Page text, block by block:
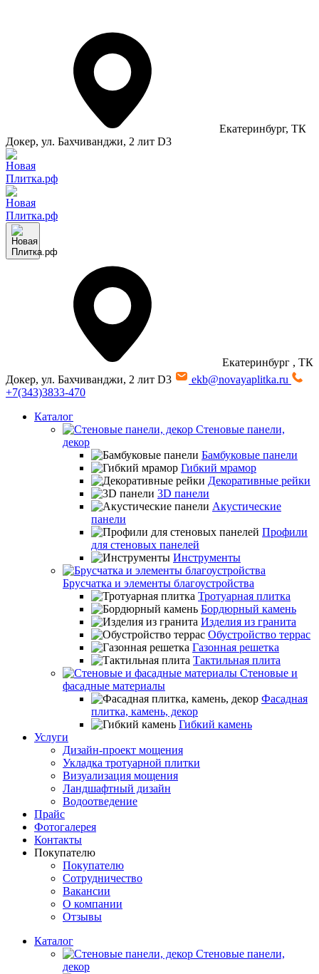
Екатеринбург, ТК
Докер, ул. Бахчиванджи, 2 лит D3
Екатеринбург , ТК
Докер, ул. Бахчиванджи, 2 лит D3
ekb@novayaplitka.ru
+7(343)3833-470
Каталог
Стеновые панели,
декор
Бамбуковые панели
Гибкий мрамор
Декоративные рейки
3D панели
Акустические
панели
Профили
для стеновых панелей
Инструменты
Брусчатка и элементы благоустройства
Тротуарная плитка
Бордюрный камень
Изделия из гранита
Обустройство террас
Газонная решетка
Тактильная плита
Стеновые и
фасадные материалы
Фасадная
плитка, камень, декор
Гибкий камень
Услуги
Дизайн-проект мощения
Укладка тротуарной плитки
Визуализация мощения
Ландшафтный дизайн
Водоотведение
Прайс
Фотогалерея
Контакты
Покупателю
Покупателю
Сотрудничество
Вакансии
О компании
Отзывы
Каталог
Стеновые панели,
декор